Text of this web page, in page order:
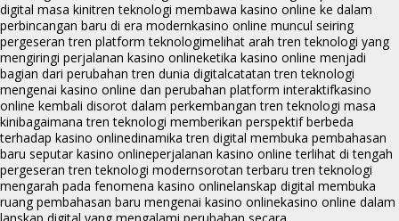
digital masa kinitren teknologi membawa kasino online ke dalam
perbincangan baru di era modernkasino online muncul seiring
pergeseran tren platform teknologimelihat arah tren teknologi yang
mengiringi perjalanan kasino onlineketika kasino online menjadi
bagian dari perubahan tren dunia digitalcatatan tren teknologi
mengenai kasino online dan perubahan platform interaktifkasino
online kembali disorot dalam perkembangan tren teknologi masa
kinibagaimana tren teknologi memberikan perspektif berbeda
terhadap kasino onlinedinamika tren digital membuka pembahasan
baru seputar kasino onlineperjalanan kasino online terlihat di tengah
pergeseran tren teknologi modernsorotan terbaru tren teknologi
mengarah pada fenomena kasino onlinelanskap digital membuka
ruang pembahasan baru mengenai kasino onlinekasino online dalam
lanskap digital yang mengalami perubahan secara